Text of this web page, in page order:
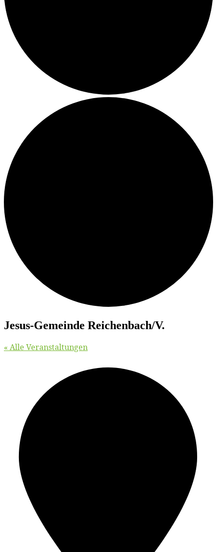
Je­sus-Ge­mein­de Reichenbach/​V.
« Alle Veranstaltungen